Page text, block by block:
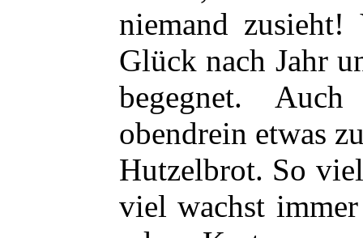
niemand
Glück nach Jahr
begegnet.
obendrein etwas
Hutzelbrot. So
viel wachst